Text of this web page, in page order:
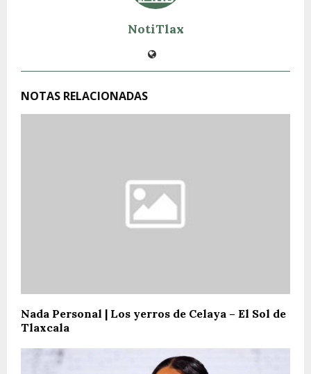
NotiTlax
NOTAS RELACIONADAS
Nada Personal | Los yerros de Celaya – El Sol de
Tlaxcala